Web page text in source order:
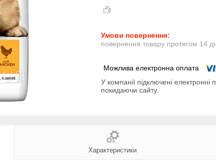
повернення товару протягом 14
У компанії підключені
покидаючи сайту.
Характеристики